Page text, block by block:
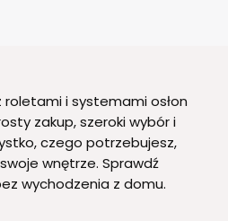
roletami i systemami osłon
zakup, szeroki wybór i
czego potrzebujesz,
wnętrze. Sprawdź
wychodzenia z domu.